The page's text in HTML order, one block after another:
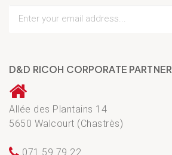
D&D RICOH CORPORATE PARTNER
Allée des Plantains 14
5650 Walcourt (Chastrès)
071 59 79 22